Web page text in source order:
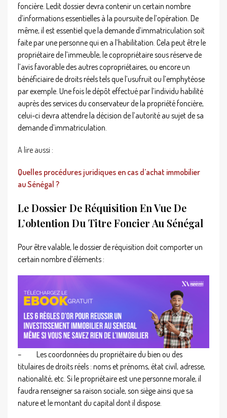
foncière. Ledit dossier devra contenir un certain nombre
d’informations essentielles à la poursuite de l’opération. De
même, il est essentiel que la demande d’immatriculation soit
faite par une personne qui en a l’habilitation. Cela peut être le
propriétaire de l’immeuble, le copropriétaire sous réserve de
l’avis favorable des autres copropriétaires, ou encore un
bénéficiaire de droits réels tels que l’usufruit ou l’emphytéose
par exemple. Une fois le dépôt effectué par l’individu habilité
auprès des services du conservateur de la propriété foncière,
celui-ci devra attendre la décision de l’autorité au sujet de sa
demande d’immatriculation.
A lire aussi :
Quelles procédures juridiques en cas d’achat immobilier
au Sénégal ?
Le Dossier De Réquisition En Vue De
L’obtention Du Titre Foncier Au Sénégal
Pour être valable, le dossier de réquisition doit comporter un
certain nombre d’éléments :
–
Les coordonnées du propriétaire du bien ou des
titulaires de droits réels : noms et prénoms, état civil, adresse,
nationalité, etc. Si le propriétaire est une personne morale, il
faudra renseigner sa raison sociale, son siège ainsi que sa
nature et le montant du capital dont il dispose.